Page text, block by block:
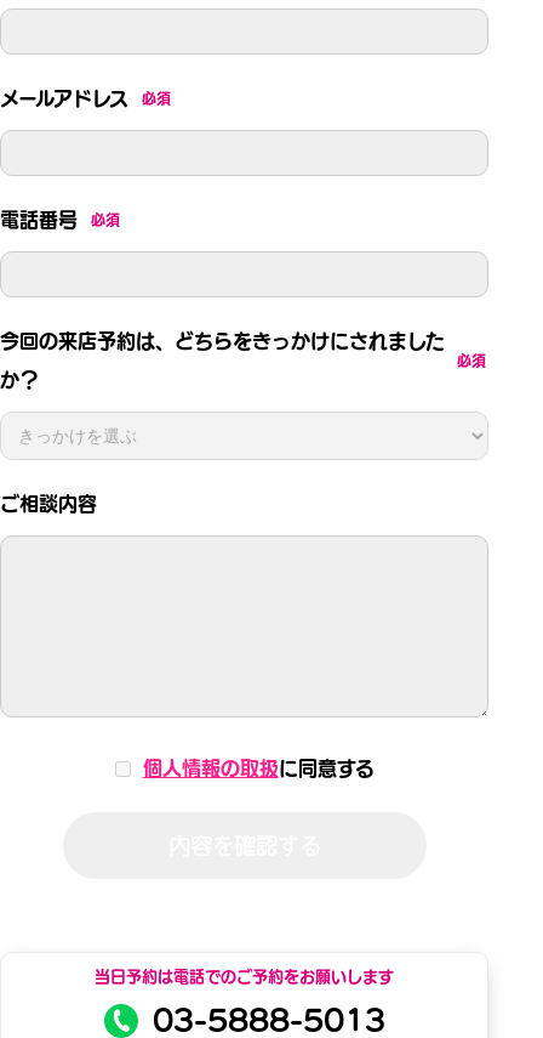
メールアドレス 必須
電話番号 必須
今回の来店予約は、どちらをきっかけにされました
か？
必須
ご相談内容
個人情報の取扱に同意する
当日予約は電話でのご予約をお願いします
03-5888-5013